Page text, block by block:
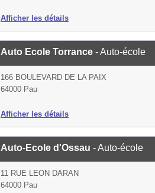
Afficher les détails
Auto Ecole Torrance - Auto-école
166 BOULEVARD DE LA PAIX
64000 Pau
Afficher les détails
Auto-Ecole d'Ossau - Auto-école
11 RUE LEON DARAN
64000 Pau